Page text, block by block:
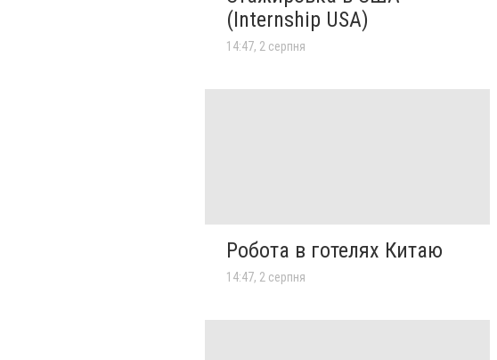
(Internship USA)
14:47, 2 серпня
Робота в готелях Китаю
14:47, 2 серпня